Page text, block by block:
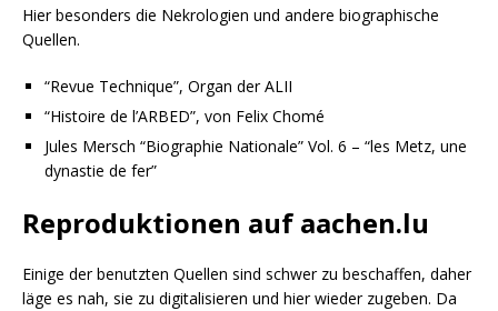
Hier besonders die Nekrologien und andere biographische
Quellen.
“Revue Technique”, Organ der ALII
“Histoire de l’ARBED”, von Felix Chomé
Jules Mersch “Biographie Nationale” Vol. 6 – “les Metz, une
dynastie de fer”
Reproduktionen auf aachen.lu
Einige der benutzten Quellen sind schwer zu beschaffen, daher
läge es nah, sie zu digitalisieren und hier wieder zugeben. Da